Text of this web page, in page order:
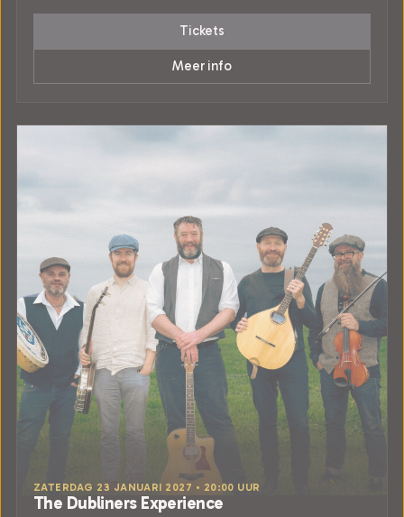
Tickets
Meer info
ZATERDAG 23 JANUARI 2027 • 20:00 UUR
The Dubliners Experience